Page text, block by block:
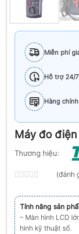
Miễn phí
Hỗ trợ 24/7
Hàng
Máy đo
Thương hiệu:
xếp
hạng
0.0
5
sao
(đánh
Tính năng sản
– Màn hình LCD
hình kỹ thuật số.